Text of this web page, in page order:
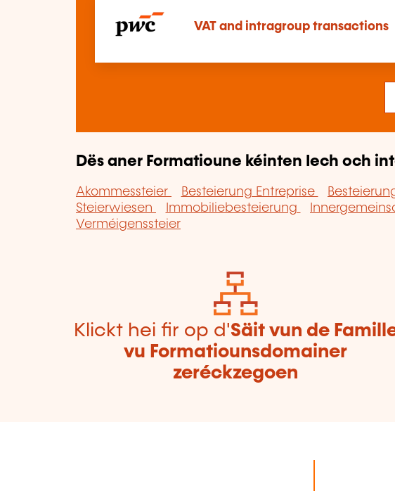
VAT and intragroup transactions
Dës aner Formatioune kéinten Iech och
Akommessteier Besteierung Entreprise
Steierwiesen
Immobiliebesteierung
Verméigenssteier
Klickt hei fir op d'Säit vun de
vu Formatiounsdomainer
zeréckzegoen